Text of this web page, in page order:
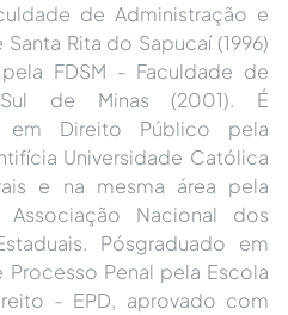
de Administração e
Rita do Sapucaí (1996)
FDSM - Faculdade de
de Minas (2001). É
em Direito Público pela
Universidade Católica
e na mesma área pela
Associação Nacional dos
Pósgraduado em
Processo Penal pela Escola
- EPD, aprovado com